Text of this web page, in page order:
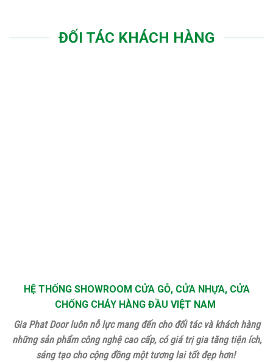
ĐỐI TÁC KHÁCH HÀNG
HỆ THỐNG SHOWROOM CỬA GỖ, CỬA NHỰA, CỬA
CHỐNG CHÁY HÀNG ĐẦU VIỆT NAM
Gia Phat Door luôn nỗ lực mang đến cho đối tác và khách hàng
những sản phẩm công nghệ cao cấp, có giá trị gia tăng tiện ích,
sáng tạo cho cộng đồng một tương lai tốt đẹp hơn!